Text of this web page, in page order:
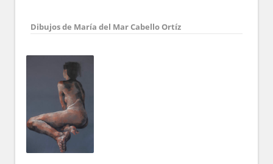
Dibujos de María del Mar Cabello Ortíz